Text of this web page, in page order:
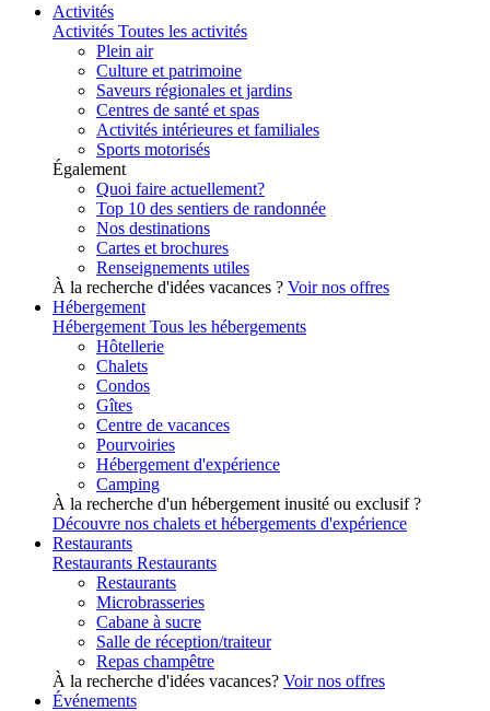
Activités
Activités Toutes les activités
Plein air
Culture et patrimoine
Saveurs régionales et jardins
Centres de santé et spas
Activités intérieures et familiales
Sports motorisés
Également
Quoi faire actuellement?
Top 10 des sentiers de randonnée
Nos destinations
Cartes et brochures
Renseignements utiles
À la recherche d'idées vacances ? Voir nos offres
Hébergement
Hébergement Tous les hébergements
Hôtellerie
Chalets
Condos
Gîtes
Centre de vacances
Pourvoiries
Hébergement d'expérience
Camping
À la recherche d'un hébergement inusité ou exclusif ?
Découvre nos chalets et hébergements d'expérience
Restaurants
Restaurants Restaurants
Restaurants
Microbrasseries
Cabane à sucre
Salle de réception/traiteur
Repas champêtre
À la recherche d'idées vacances? Voir nos offres
Événements